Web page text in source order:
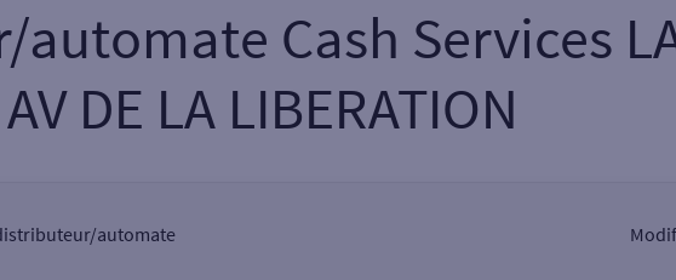
Cash Services
AV DE LA LIBERATION
automate